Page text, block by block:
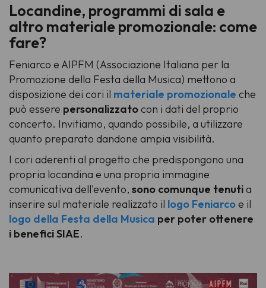
Locandine, programmi di sala e
altro materiale promozionale: come
fare?
Feniarco e AIPFM (Associazione Italiana per la
Promozione della Festa della Musica) mettono a
disposizione dei cori il materiale promozionale che
può essere personalizzatocon i dati del proprio
concerto. Invitiamo, quando possibile, a utilizzare
quanto preparato dandone ampia visibilità.
I cori aderenti al progetto che predispongono una
propria locandina e una propria immagine
comunicativa dell'evento, sono comunque tenutia
inserire sul materiale realizzato il logo Feniarcoe il
logo della Festa della Musica per poter ottenere
i benefici SIAE.